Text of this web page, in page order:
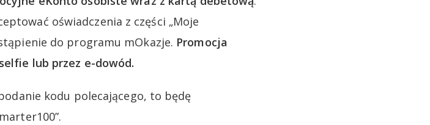
oświadczenia z części „Moje
do programu mOkazje. Promocja
lub przez e-dowód.
kodu polecającego, to będę